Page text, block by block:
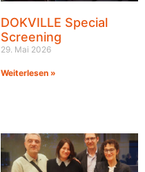
DOKVILLE Special
Screening
29. Mai 2026
Weiterlesen »